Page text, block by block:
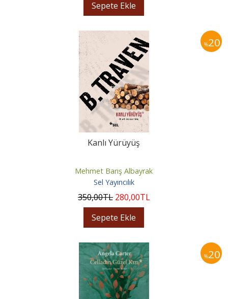
Sepete Ekle
%20
Kanlı Yürüyüş
Mehmet Barış Albayrak
Sel Yayıncılık
350,00TL 280,00TL
Sepete Ekle
%20